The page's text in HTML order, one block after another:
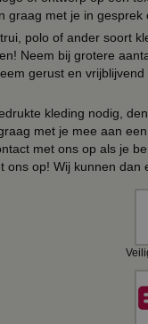
graag met je in gesprek
polo of ander soort
Neem bij grotere
gerust en
kleding nodig,
met je mee aan
met ons op als je
op! Wij kunnen dan